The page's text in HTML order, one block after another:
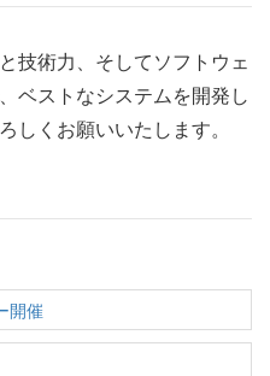
技術力、そしてソフトウェ
ベストなシステムを開発し
しくお願いいたします。
開催